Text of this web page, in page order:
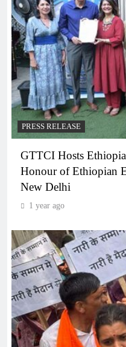
PRESS RELEASE
GTTCI Hosts
Honour of Ethiopian
New Delhi
1 year ago